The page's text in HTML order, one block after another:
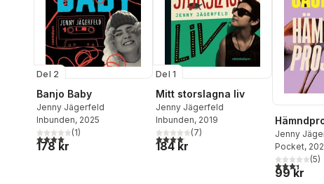
Del 2
Banjo Baby
Jenny Jägerfeld
Inbunden, 2025
4,0utav 5 stjärnor. Totalt antal röster:
(1)
178 kr
Del 1
Mitt storslagna liv
Jenny Jägerfeld
Inbunden, 2019
4,1utav 5 stjärnor. Totalt antal röster:
(7)
184 kr
Jenny
Pocket,
3,4utav 5(5)
99 kr